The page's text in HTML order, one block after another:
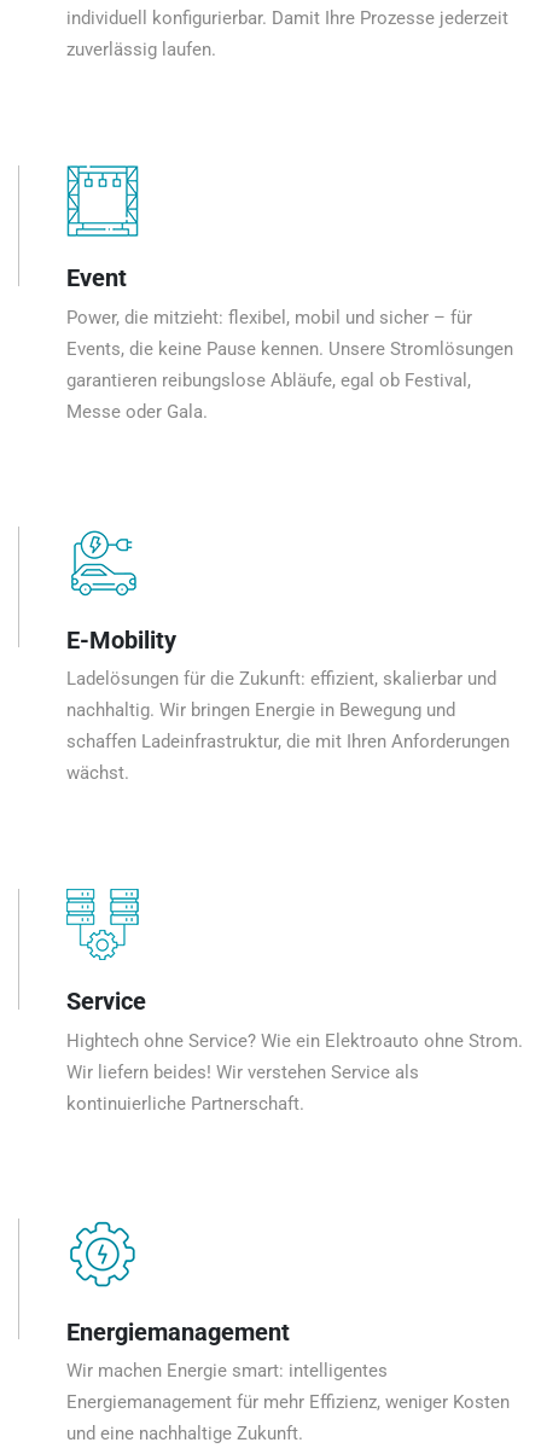
individuell konfigurierbar. Damit Ihre Prozesse jederzeit
zuverlässig laufen.
Event
Power, die mitzieht: flexibel, mobil und sicher – für
Events, die keine Pause kennen. Unsere Stromlösungen
garantieren reibungslose Abläufe, egal ob Festival,
Messe oder Gala.
E-Mobility
Ladelösungen für die Zukunft: effizient, skalierbar und
nachhaltig. Wir bringen Energie in Bewegung und
schaffen Ladeinfrastruktur, die mit Ihren Anforderungen
wächst.
Service
Hightech ohne Service? Wie ein Elektroauto ohne Strom.
Wir liefern beides! Wir verstehen Service als
kontinuierliche Partnerschaft.
Energiemanagement
Wir machen Energie smart: intelligentes
Energiemanagement für mehr Effizienz, weniger Kosten
und eine nachhaltige Zukunft.